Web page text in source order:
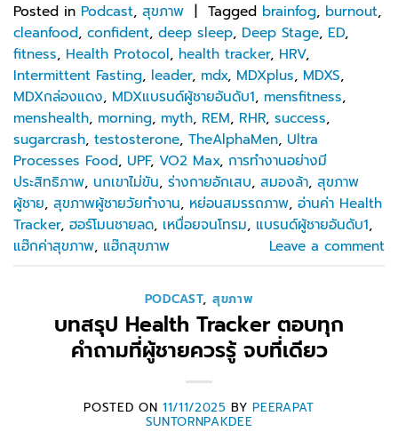
Posted in Podcast, สุขภาพ | Tagged brainfog, burnout,
cleanfood, confident, deep sleep, Deep Stage, ED,
fitness, Health Protocol, health tracker, HRV,
Intermittent Fasting, leader, mdx, MDXplus, MDXS,
MDXกล่องแดง, MDXแบรนด์ผู้ชายอันดับ1, mensfitness,
menshealth, morning, myth, REM, RHR, success,
sugarcrash, testosterone, TheAlphaMen, Ultra
Processes Food, UPF, VO2 Max, การทำงานอย่างมี
ประสิทธิภาพ, นกเขาไม่ขัน, ร่างกายอักเสบ, สมองล้า, สุขภาพ
ผู้ชาย, สุขภาพผู้ชายวัยทำงาน, หย่อนสมรรถภาพ, อ่านค่า Health
Tracker, ฮอร์โมนชายลด, เหนื่อยจนโทรม, แบรนด์ผู้ชายอันดับ1,
แฮ๊กค่าสุขภาพ, แฮ๊กสุขภาพ Leave a comment
PODCAST, สุขภาพ
บทสรุป Health Tracker ตอบทุก
คำถามที่ผู้ชายควรรู้ จบที่เดียว
POSTED ON 11/11/2025 BYPEERAPAT
SUNTORNPAKDEE